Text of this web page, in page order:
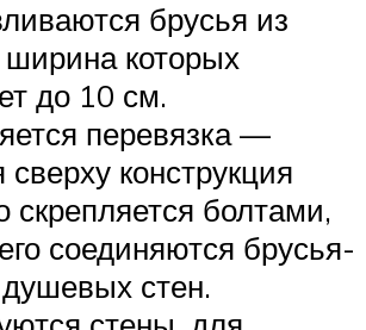
брусья из
которых
до 10 см.
перевязка —
сверху конструкция
скрепляется болтами,
соединяются брусья-
стен.